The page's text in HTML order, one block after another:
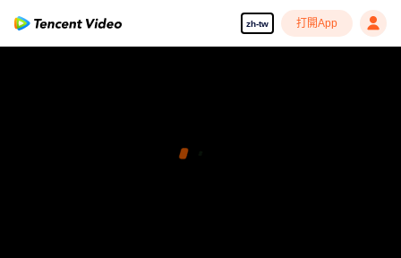
zh-tw 打開App